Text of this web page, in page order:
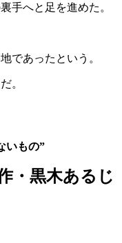
手へと足を進めた。
であったという。
。
いもの”
・黒木あるじ